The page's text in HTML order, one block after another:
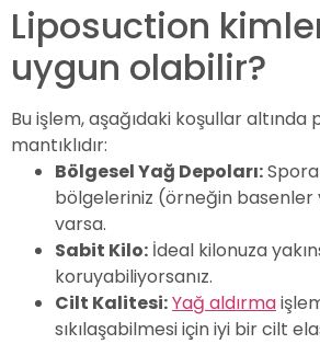
Liposuction
uygun olabilir?
Bu işlem, aşağıdaki koşullar
mantıklıdır:
Bölgesel Yağ Depoları:
bölgeleriniz (örneğin basenler
varsa.
Sabit Kilo: İdeal kilonuza
koruyabiliyorsanız.
Cilt Kalitesi:Yağ aldırma
sıkılaşabilmesi için iyi bir cilt